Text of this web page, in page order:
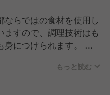
らではの食材を使用し
すので、調理技術はも
につけられます。
もっと読む